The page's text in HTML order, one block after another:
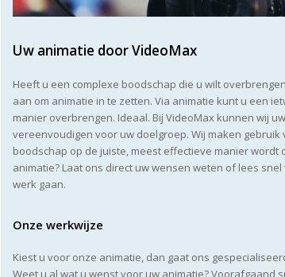
Uw animatie door VideoMax
Heeft u een complexe boodschap die u wilt
aan om animatie in te zetten. Via animatie kunt u een
manier overbrengen. Ideaal. Bij VideoMax kunnen wij
vereenvoudigen voor uw doelgroep. Wij maken
boodschap op de juiste, meest effectieve manier wordt
animatie? Laat ons direct uw wensen weten of lees
werk gaan.
Onze werkwijze
Kiest u voor onze animatie, dan gaat ons
Weet u al wat u wenst voor uw animatie? Voorafgaand